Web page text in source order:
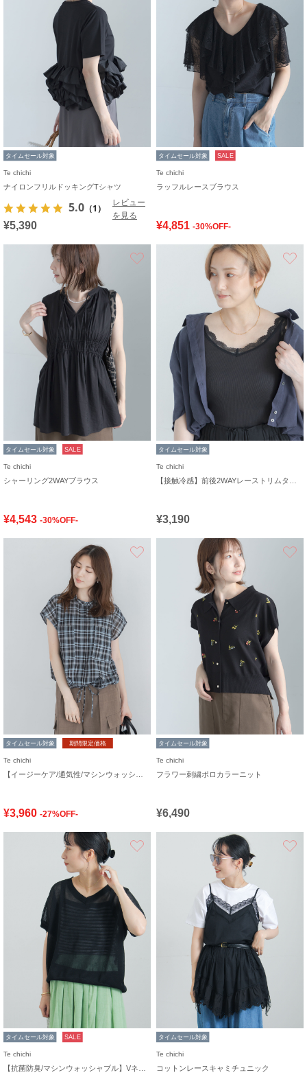
タイムセール対象
Te chichi
ナイロンフリルドッキングTシャツ
5.0 （1）
レビュー
を見る
¥5,390
タイムセール対象 SALE
Te chichi
ラッフルレースブラウス
¥4,851 -30%OFF-
タイムセール対象 SALE
Te chichi
シャーリング2WAYブラウス
¥4,543 -30%OFF-
タイムセール対象
Te chichi
¥3,190
タイムセール対象 期間限定価格
Te chichi
¥3,960 -27%OFF-
タイムセール対象
Te chichi
フラワー刺繍ポロカラーニット
¥6,490
タイムセール対象 SALE
Te chichi
タイムセール対象
Te chichi
コットンレースキャミチュニック